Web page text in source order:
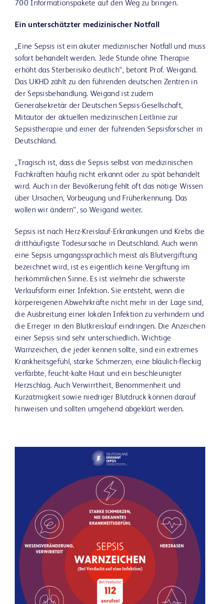
700 Informationspakete auf den Weg zu bringen.
Ein unterschätzter medizinischer Notfall
„Eine Sepsis ist ein akuter medizinischer Notfall und muss
sofort behandelt werden. Jede Stunde ohne Therapie
erhöht das Sterberisiko deutlich“, betont Prof. Weigand.
Das UKHD zählt zu den führenden deutschen Zentren in
der Sepsisbehandlung. Weigand ist zudem
Generalsekretär der Deutschen Sepsis-Gesellschaft,
Mitautor der aktuellen medizinischen Leitlinie zur
Sepsistherapie und einer der führenden Sepsisforscher in
Deutschland.
„Tragisch ist, dass die Sepsis selbst von medizinischen
Fachkräften häufig nicht erkannt oder zu spät behandelt
wird. Auch in der Bevölkerung fehlt oft das nötige Wissen
über Ursachen, Vorbeugung und Früherkennung. Das
wollen wir ändern“, so Weigand weiter.
Sepsis ist nach Herz-Kreislauf-Erkrankungen und Krebs die
dritthäufigste Todesursache in Deutschland. Auch wenn
eine Sepsis umgangssprachlich meist als Blutvergiftung
bezeichnet wird, ist es eigentlich keine Vergiftung im
herkömmlichen Sinne. Es ist vielmehr die schwerste
Verlaufsform einer Infektion. Sie entsteht, wenn die
körpereigenen Abwehrkräfte nicht mehr in der Lage sind,
die Ausbreitung einer lokalen Infektion zu verhindern und
die Erreger in den Blutkreislauf eindringen. Die Anzeichen
einer Sepsis sind sehr unterschiedlich. Wichtige
Warnzeichen, die jeder kennen sollte, sind ein extremes
Krankheitsgefühl, starke Schmerzen, eine bläulich-fleckig
verfärbte, feucht-kalte Haut und ein beschleunigter
Herzschlag. Auch Verwirrtheit, Benommenheit und
Kurzatmigkeit sowie niedriger Blutdruck können darauf
hinweisen und sollten umgehend abgeklärt werden.